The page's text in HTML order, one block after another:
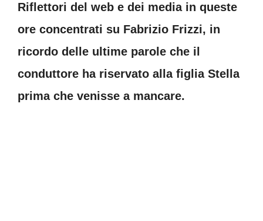
Riflettori del web e dei media in queste
ore concentrati su Fabrizio Frizzi, in
ricordo delle ultime parole che il
conduttore ha riservato alla figlia Stella
prima che venisse a mancare.